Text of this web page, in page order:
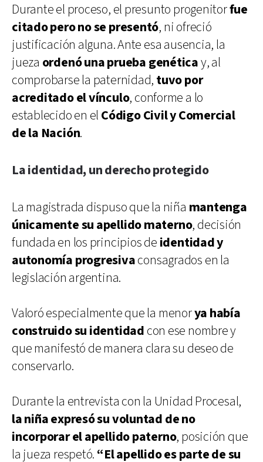
Durante el proceso, el presunto progenitorfue
citado pero no se presentó, ni ofreció
justificación alguna. Ante esa ausencia, la
jueza ordenó una prueba genéticay, al
comprobarse la paternidad, tuvo por
acreditado el vínculo, conforme a lo
establecido en el Código Civil y Comercial
de la Nación.
La identidad, un derecho protegido
La magistrada dispuso que la niña mantenga
únicamente su apellido materno, decisión
fundada en los principios de identidad y
autonomía progresivaconsagrados en la
legislación argentina.
Valoró especialmente que la menorya había
construido su identidad con ese nombre y
que manifestó de manera clara su deseo de
conservarlo.
Durante la entrevista con la Unidad Procesal,
la niña expresó su voluntad de no
incorporar el apellido paterno, posición que
la jueza respetó. “El apellido es parte de su